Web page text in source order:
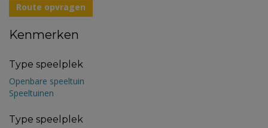
Route opvragen
Kenmerken
Type speelplek
Openbare speeltuin
Speeltuinen
Type speelplek